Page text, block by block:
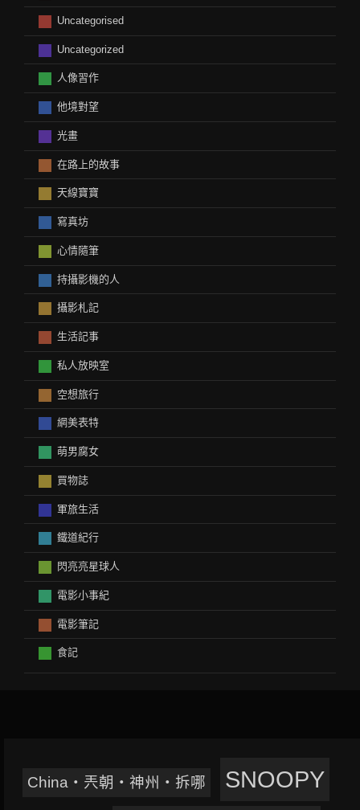
Uncategorised
Uncategorized
人像習作
他境對望
光畫
在路上的故事
天線寶寶
寫真坊
心情隨筆
持攝影機的人
攝影札記
生活記事
私人放映室
空想旅行
網美表特
萌男腐女
買物誌
軍旅生活
鐵道紀行
閃亮亮星球人
電影小事紀
電影筆記
食記
China‧兲朝‧神州‧拆哪 SNOOPY